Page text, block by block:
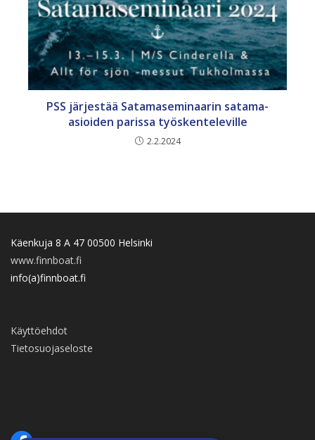
PSS järjestää Satamaseminaarin satama-
asioiden parissa työskenteleville
2.2.2024
Käenkuja 8 A 47 00500 Helsinki
www.finnboat.fi
info(a)finnboat.fi
Käyttöehdot
Tietosuojaseloste